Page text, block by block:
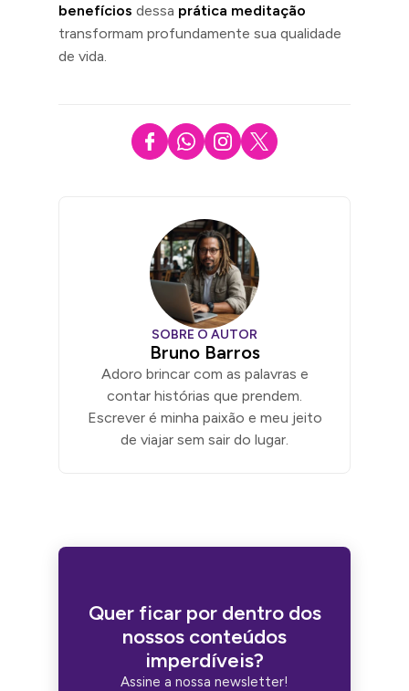
benefícios dessa prática meditação
transformam profundamente sua qualidade
de vida.
SOBRE O AUTOR
Bruno Barros
Adoro brincar com as palavras e
contar histórias que prendem.
Escrever é minha paixão e meu jeito
de viajar sem sair do lugar.
Quer ficar por dentro dos
nossos conteúdos
imperdíveis?
Assine a nossa newsletter!